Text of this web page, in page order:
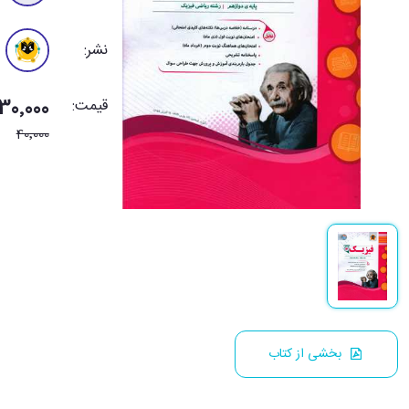
بخشی از کتاب
نشر:
قیمت: 30٬000
40٬000